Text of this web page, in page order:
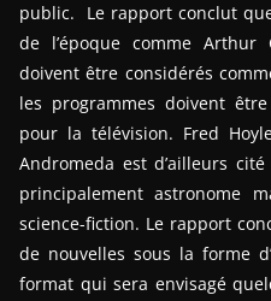
public. Le rapport conclut
de l’époque comme Arthur
doivent être considérés
les programmes doivent
pour la télévision. Fred
Andromeda est d’ailleurs
principalement astronome
science-fiction. Le rapport
de nouvelles sous la forme
format qui sera envisagé